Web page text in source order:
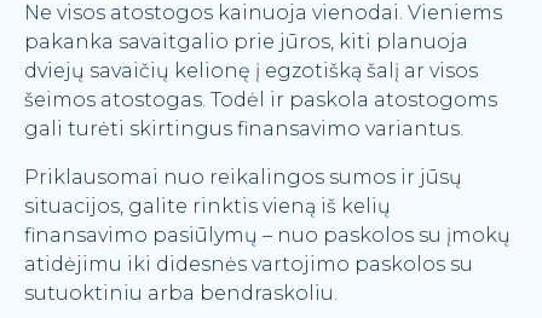
Naujienos ir patarimai
Kainoraštis
Naudinga informacija
Finansinės ataskaitos
Ne visos atostogos kainuoja vienodai. Vieniems
pakanka savaitgalio prie jūros, kiti planuoja
dviejų savaičių kelionę į egzotišką šalį ar visos
šeimos atostogas. Todėl ir paskola atostogoms
gali turėti skirtingus finansavimo variantus.
Priklausomai nuo reikalingos sumos ir jūsų
situacijos, galite rinktis vieną iš kelių
finansavimo pasiūlymų – nuo paskolos su įmokų
atidėjimu iki didesnės vartojimo paskolos su
sutuoktiniu arba bendraskoliu.